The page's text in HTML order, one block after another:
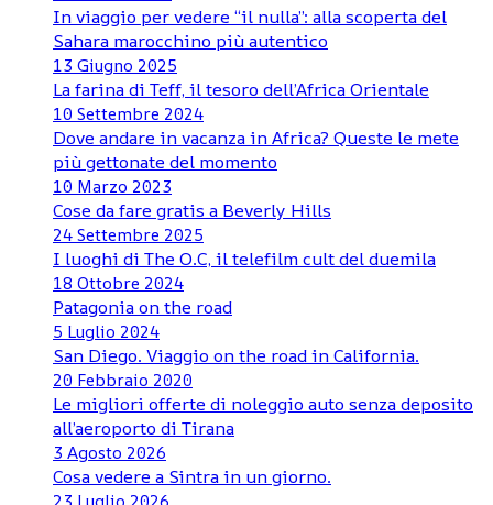
In viaggio per vedere “il nulla”: alla scoperta del
Sahara marocchino più autentico
13 Giugno 2025
La farina di Teff, il tesoro dell’Africa Orientale
10 Settembre 2024
Dove andare in vacanza in Africa? Queste le mete
più gettonate del momento
10 Marzo 2023
Cose da fare gratis a Beverly Hills
24 Settembre 2025
I luoghi di The O.C, il telefilm cult del duemila
18 Ottobre 2024
Patagonia on the road
5 Luglio 2024
San Diego. Viaggio on the road in California.
20 Febbraio 2020
Le migliori offerte di noleggio auto senza deposito
all’aeroporto di Tirana
3 Agosto 2026
Cosa vedere a Sintra in un giorno.